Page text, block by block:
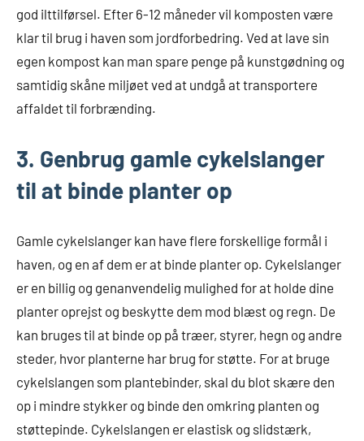
god ilttilførsel. Efter 6-12 måneder vil komposten være
klar til brug i haven som jordforbedring. Ved at lave sin
egen kompost kan man spare penge på kunstgødning og
samtidig skåne miljøet ved at undgå at transportere
affaldet til forbrænding.
3. Genbrug gamle cykelslanger
til at binde planter op
Gamle cykelslanger kan have flere forskellige formål i
haven, og en af dem er at binde planter op. Cykelslanger
er en billig og genanvendelig mulighed for at holde dine
planter oprejst og beskytte dem mod blæst og regn. De
kan bruges til at binde op på træer, styrer, hegn og andre
steder, hvor planterne har brug for støtte. For at bruge
cykelslangen som plantebinder, skal du blot skære den
op i mindre stykker og binde den omkring planten og
støttepinde. Cykelslangen er elastisk og slidstærk,